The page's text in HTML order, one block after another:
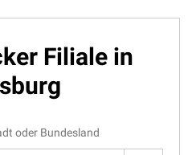
Filiale in
oder Bundesland